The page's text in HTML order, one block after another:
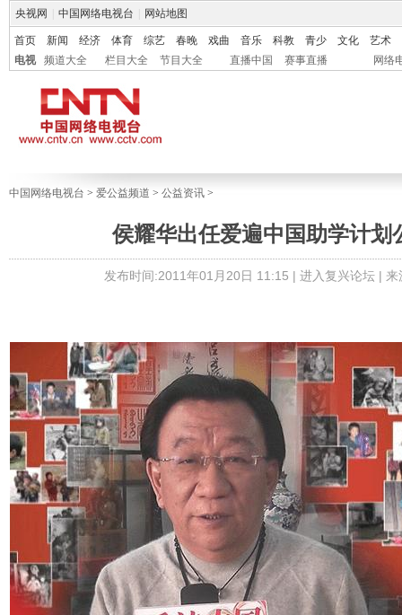
央视网 中国网络电视台 网站地图
首页 新闻 经济 体育 综艺 春晚 戏曲 音乐 科教 青少 文化
艺术
电视
频道大全 栏目大全 节目大全 直播中国 赛事直播 网络
中国网络电视台 > 爱公益频道 > 公益资讯 >
侯耀华出任爱遍中国助学计划
发布时间:2011年01月20日 11:15 | 进入复兴论坛| 来